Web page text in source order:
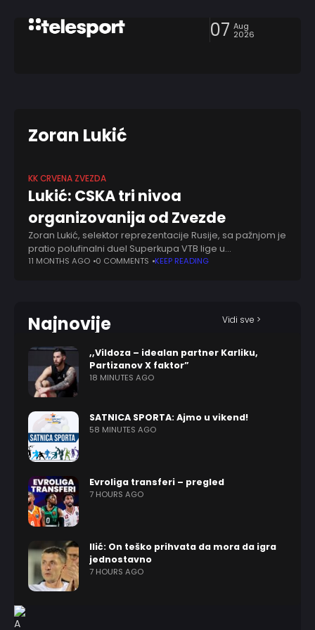
07 Aug
2026
Zoran Lukić
KK CRVENA ZVEZDA
Lukić: CSKA tri nivoa
organizovanija od Zvezde
Zoran Lukić, selektor reprezentacije Rusije, sa pažnjom je
pratio polufinalni duel Superkupa VTB lige u
"Beogradskoj areni", u kojem su košarkaši Crvene
11 MONTHS AGO 0 COMMENTS KEEP READING
Najnovije Vidi sve >
,,Vildoza – idealan partner Karliku,
Partizanov X faktor”
18 MINUTES AGO
SATNICA SPORTA: Ajmo u vikend!
58 MINUTES AGO
Evroliga transferi – pregled
7 HOURS AGO
Ilić: On teško prihvata da mora da igra
jednostavno
7 HOURS AGO